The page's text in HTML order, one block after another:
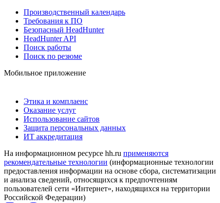
Производственный календарь
Требования к ПО
Безопасный HeadHunter
HeadHunter API
Поиск работы
Поиск по резюме
Мобильное приложение
Этика и комплаенс
Оказание услуг
Использование сайтов
Защита персональных данных
ИТ аккредитация
На информационном ресурсе hh.ru применяются
рекомендательные технологии (информационные технологии
предоставления информации на основе сбора, систематизации
и анализа сведений, относящихся к предпочтениям
пользователей сети «Интернет», находящихся на территории
Российской Федерации)